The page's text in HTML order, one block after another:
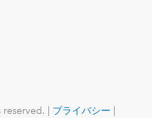
| プライバシー